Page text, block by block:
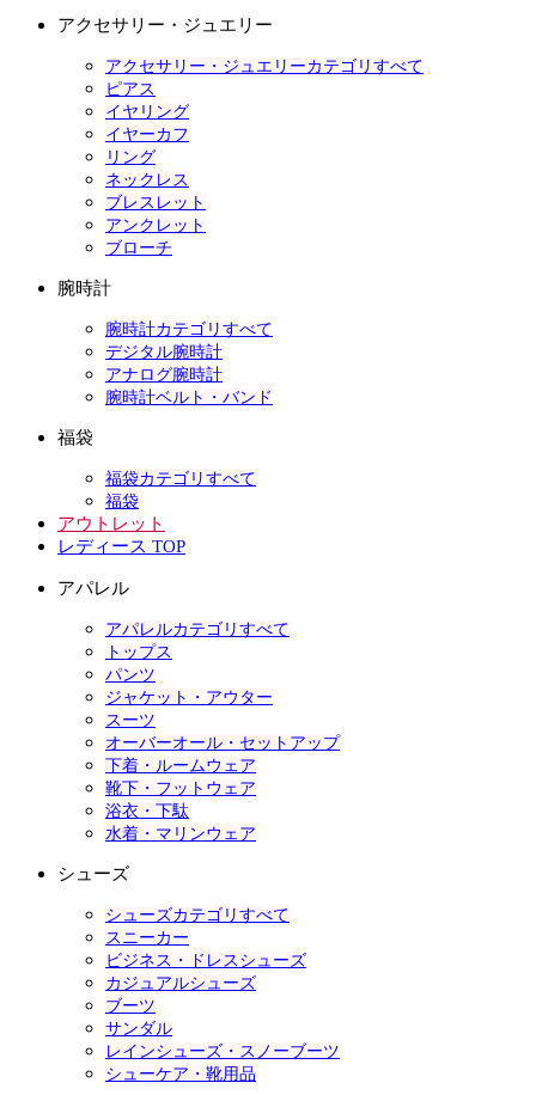
アクセサリー・ジュエリー
アクセサリー・ジュエリーカテゴリすべて
ピアス
イヤリング
イヤーカフ
リング
ネックレス
ブレスレット
アンクレット
ブローチ
腕時計
腕時計カテゴリすべて
デジタル腕時計
アナログ腕時計
腕時計ベルト・バンド
福袋
福袋カテゴリすべて
福袋
アウトレット
レディース TOP
アパレル
アパレルカテゴリすべて
トップス
パンツ
ジャケット・アウター
スーツ
オーバーオール・セットアップ
下着・ルームウェア
靴下・フットウェア
浴衣・下駄
水着・マリンウェア
シューズ
シューズカテゴリすべて
スニーカー
ビジネス・ドレスシューズ
カジュアルシューズ
ブーツ
サンダル
レインシューズ・スノーブーツ
シューケア・靴用品